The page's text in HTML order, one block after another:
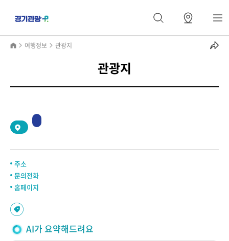
여행정보 관광지
관광지
주소
문의전화
홈페이지
AI가 요약해드려요